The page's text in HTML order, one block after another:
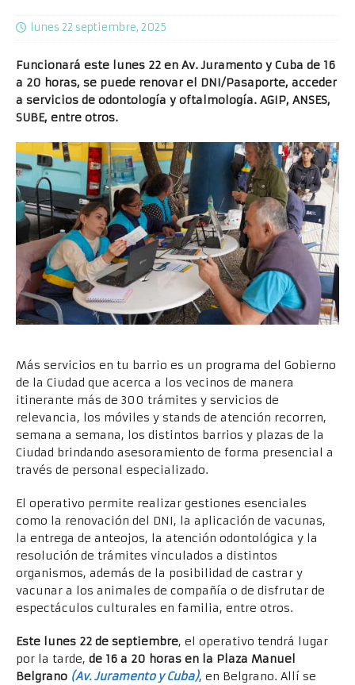
lunes 22 septiembre, 2025
Funcionará este lunes 22 en Av. Juramento y Cuba de 16
a 20 horas, se puede renovar el DNI/Pasaporte, acceder
a servicios de odontología y oftalmología. AGIP, ANSES,
SUBE, entre otros.
Más servicios en tu barrio es un programa del Gobierno
de la Ciudad que acerca a los vecinos de manera
itinerante más de 300 trámites y servicios de
relevancia, los móviles y stands de atención recorren,
semana a semana, los distintos barrios y plazas de la
Ciudad brindando asesoramiento de forma presencial a
través de personal especializado.
El operativo permite realizar gestiones esenciales
como la renovación del DNI, la aplicación de vacunas,
la entrega de anteojos, la atención odontológica y la
resolución de trámites vinculados a distintos
organismos, además de la posibilidad de castrar y
vacunar a los animales de compañía o de disfrutar de
espectáculos culturales en familia, entre otros.
Este lunes 22 de septiembre, el operativo tendrá lugar
por la tarde, de 16 a 20 horas en la Plaza Manuel
Belgrano (Av. Juramento y Cuba), en Belgrano. Allí se